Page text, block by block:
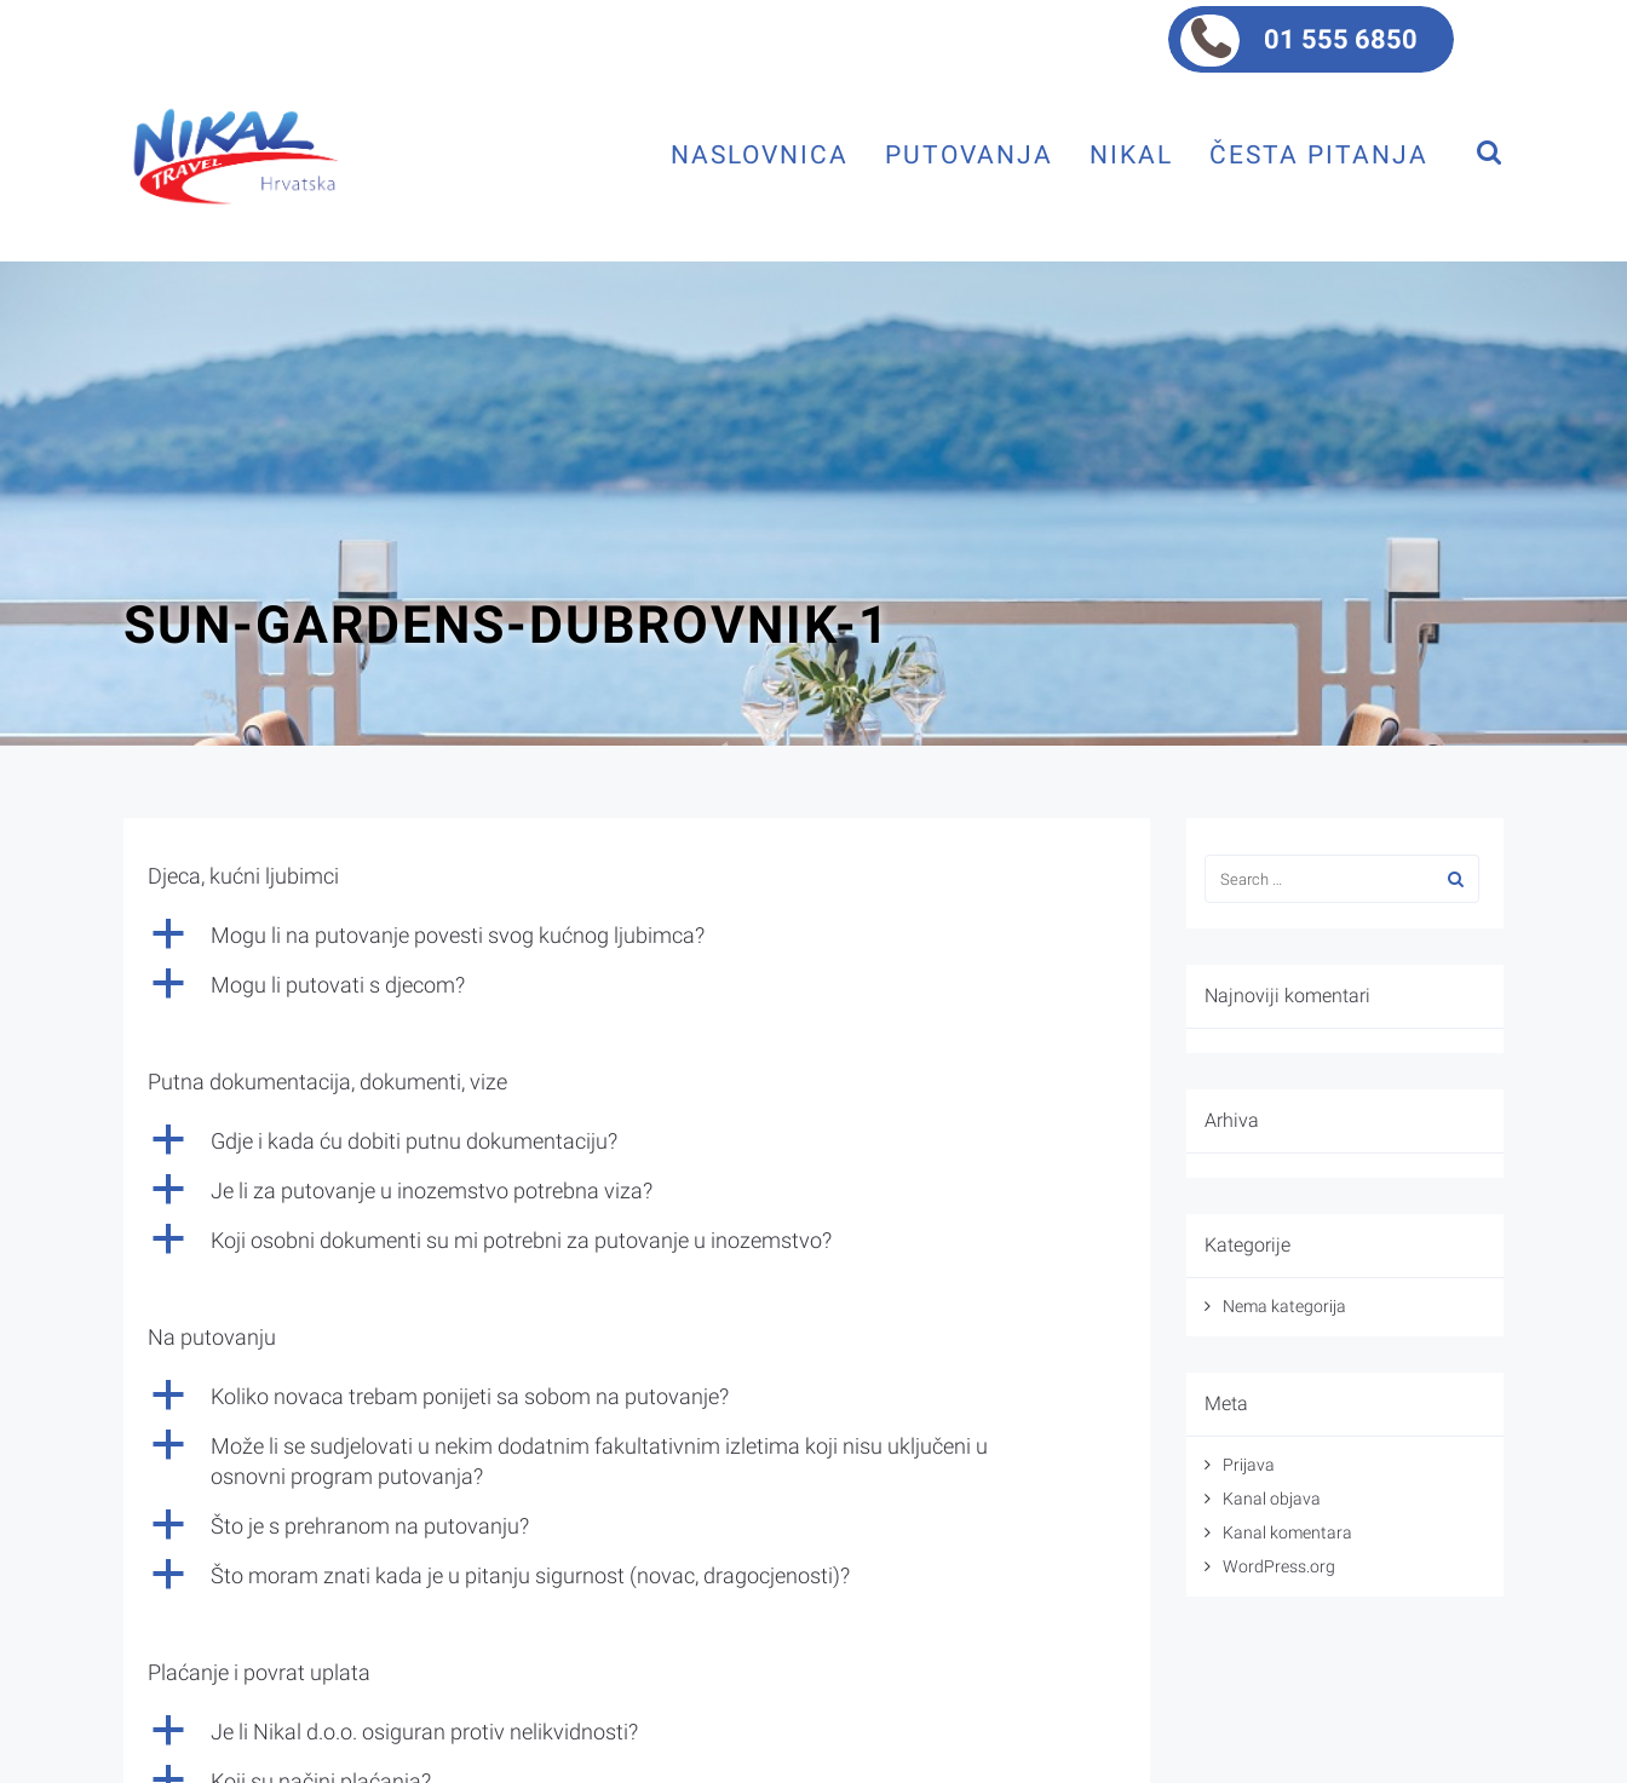
01 555 6850
NASLOVNICA PUTOVANJA NIKAL ČESTA PITANJA
SUN-GARDENS-DUBROVNIK-1
Djeca, kućni ljubimci
a Mogu li na putovanje povesti svog kućnog ljubimca?
a Mogu li putovati s djecom?
Putna dokumentacija, dokumenti, vize
a Gdje i kada ću dobiti putnu dokumentaciju?
a Je li za putovanje u inozemstvo potrebna viza?
a Koji osobni dokumenti su mi potrebni za putovanje u inozemstvo?
Na putovanju
a Koliko novaca trebam ponijeti sa sobom na putovanje?
a
Može li se sudjelovati u nekim dodatnim fakultativnim izletima koji nisu uključeni u
osnovni program putovanja?
a Što je s prehranom na putovanju?
a Što moram znati kada je u pitanju sigurnost (novac, dragocjenosti)?
Plaćanje i povrat uplata
a Je li Nikal d.o.o. osiguran protiv nelikvidnosti?
Najnoviji komentari
Arhiva
Kategorije
Nema kategorija
Meta
Prijava
Kanal objava
Kanal komentara
WordPress.org